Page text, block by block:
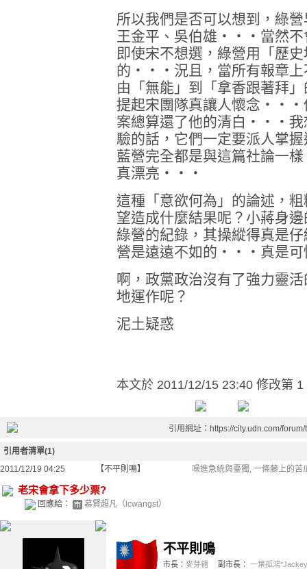
所以我們是否可以想到，綠
王金平、吳伯雄‧‧‧當然
即使宋不想選，綠營用「歷
的‧‧‧況且，當所有報章
由「無能」到「拿香跟著拜
提起宋團隊真讓人懷念
案總算還了他的清白‧‧‧我
驗的話，它們一定要派人掌
藍營完全都是與這篇社論一
真漂亮‧‧‧
這種「意欲何為」的論述，
望造成什麼結果呢？小蔣身
綠營的紀錄，其操縱得真是
營是遠遠不如的‧‧‧真是
啊，政黨政治沒有了強力靈
地運作呢？
泥土疑惑
本文於 2011/12/15 23:40 修改第 1
引用網址：https://city.udn.com/
引用者清單(1)
2011/12/19 04:25
【不平則鳴】 噪進急統與臺獨, 一條藤上的苦
老宋會拿下多少票?
回應給： 慕賢超凡（lcwangst）